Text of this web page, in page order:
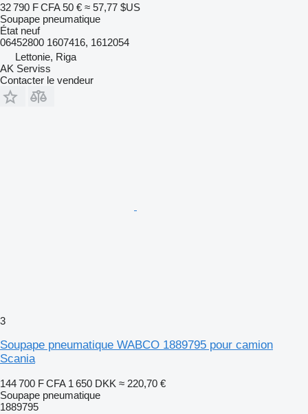
32 790 F CFA 50 € ≈ 57,77 $US
Soupape pneumatique
État neuf
06452800 1607416, 1612054
Lettonie, Riga
AK Serviss
Contacter le vendeur
3
Soupape pneumatique WABCO 1889795 pour camion
Scania
144 700 F CFA 1 650 DKK ≈ 220,70 €
Soupape pneumatique
1889795